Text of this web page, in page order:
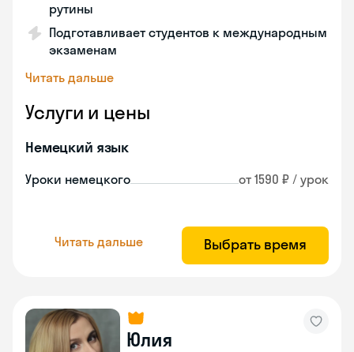
рутины
Подготавливает студентов к международным
экзаменам
Читать дальше
Услуги и цены
Немецкий язык
Уроки немецкого от 1590 ₽ / урок
Читать дальше Выбрать время
Юлия